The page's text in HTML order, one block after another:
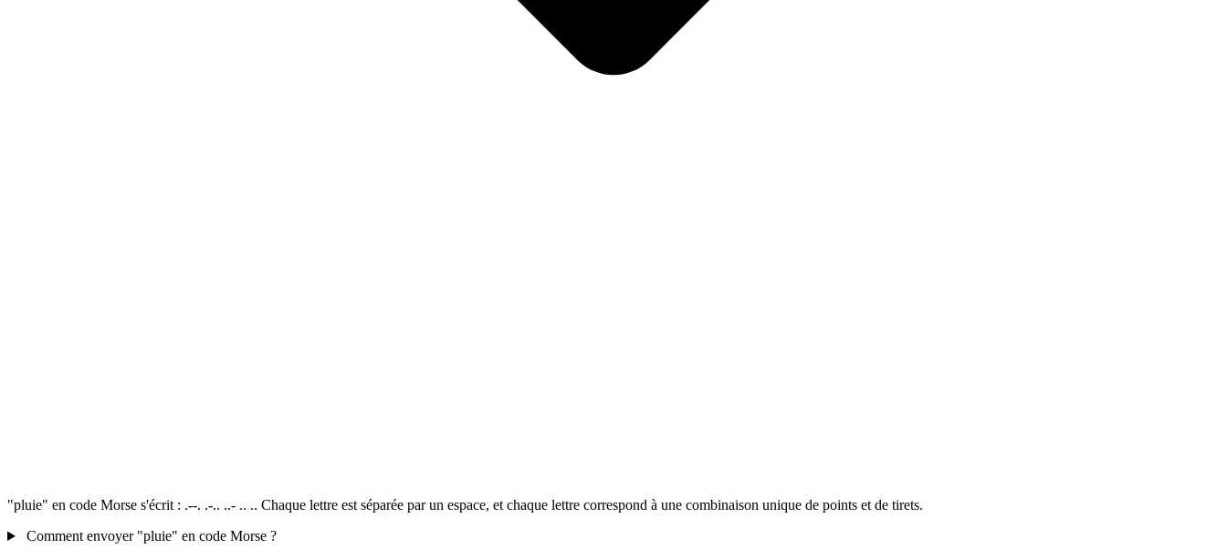
"pluie" en code Morse s'écrit : .--. .-.. ..- .. .. Chaque lettre est séparée par un espace, et chaque lettre correspond à une combinaison unique de points et de tirets.
Comment envoyer "pluie" en code Morse ?